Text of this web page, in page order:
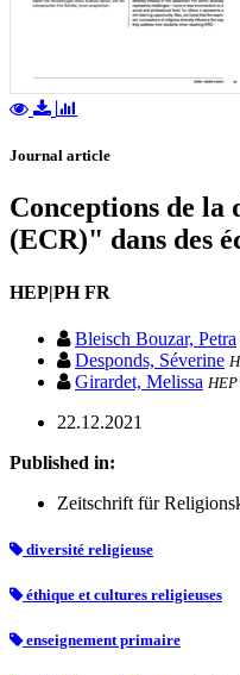
Journal article
Conceptions de la
(ECR)" dans des
HEP|PH FR
Bleisch Bouzar, Petra
Desponds, Séverine
Girardet, Melissa
22.12.2021
Published in:
Zeitschrift für
diversité religieuse
éthique et cultures religieuses
enseignement primaire